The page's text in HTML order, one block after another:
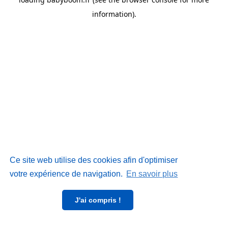
Ce site web utilise des cookies afin d'optimiser
votre expérience de navigation. En savoir plus
J'ai compris !
information).